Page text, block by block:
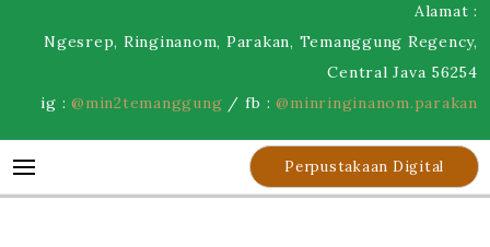
Alamat :
Ngesrep, Ringinanom, Parakan, Temanggung Regency,
Central Java 56254
ig :@min2temanggung / fb :@minringinanom.parakan
Perpustakaan Digital